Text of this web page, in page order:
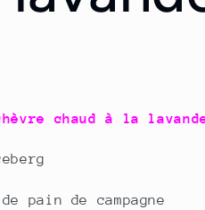
chaud à la
pain de campagne